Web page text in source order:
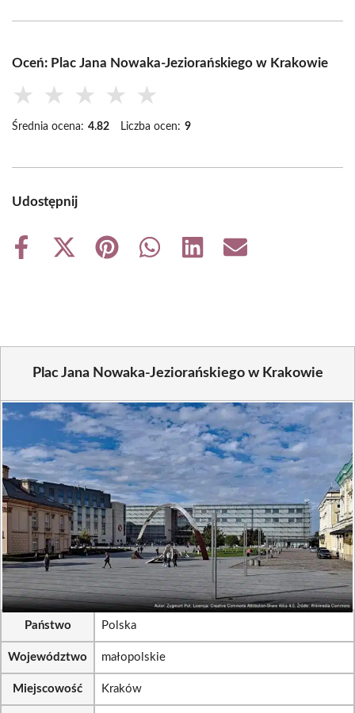
Oceń: Plac Jana Nowaka-Jeziorańskiego w Krakowie
★ ★ ★ ★ ★
Średnia ocena: 4.82 Liczba ocen: 9
Udostępnij
Share
Share
Share
Share
Share
Share
Plac Jana Nowaka-Jeziorańskiego w Krakowie
Państwo Polska
Województwo małopolskie
Miejscowość Kraków